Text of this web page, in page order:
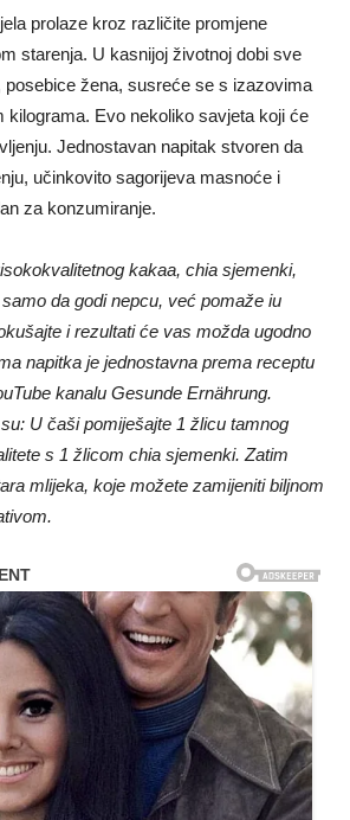
prolaze kroz različite promjene
starenja. U kasnijoj životnoj dobi sve
posebice žena, susreće se s izazovima
kilograma. Evo nekoliko savjeta koji će
Jednostavan napitak stvoren da
učinkovito sagorijeva masnoće i
za konzumiranje.
kakaa, chia sjemenki,
da godi nepcu, već pomaže iu
i rezultati će vas možda ugodno
napitka je jednostavna prema receptu
kanalu Gesunde Ernährung.
U čaši pomiješajte 1 žlicu tamnog
s 1 žlicom chia sjemenki. Zatim
mlijeka, koje možete zamijeniti biljnom